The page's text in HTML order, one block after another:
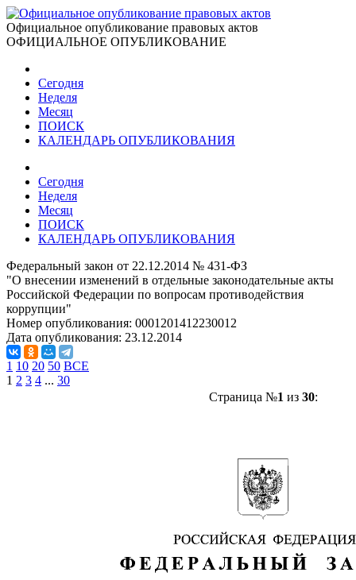
Официальное опубликование правовых актов
ОФИЦИАЛЬНОЕ ОПУБЛИКОВАНИЕ
Сегодня
Неделя
Месяц
ПОИСК
КАЛЕНДАРЬ ОПУБЛИКОВАНИЯ
Сегодня
Неделя
Месяц
ПОИСК
КАЛЕНДАРЬ ОПУБЛИКОВАНИЯ
Федеральный закон от 22.12.2014 № 431-ФЗ
"О внесении изменений в отдельные законодательные акты
Российской Федерации по вопросам противодействия
коррупции"
Номер опубликования: 0001201412230012
Дата опубликования: 23.12.2014
1 10 20 50 ВСЕ
1 2 3 4 ... 30
Страница №1 из 30: